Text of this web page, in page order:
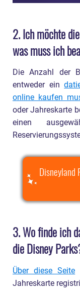
14. Bis
15. Ich
in meiner
Was
16. Kann
Vor Ort in
17.
Disneyland
18. Kann
19. Welche
2. Ich möchte
was muss ich
Die Anzahl der
entweder ein
online kaufen
oder Jahreskarte
einen
Disneyland
3. Wo finde ich
die Disney
Über diese Seite
Jahreskarte